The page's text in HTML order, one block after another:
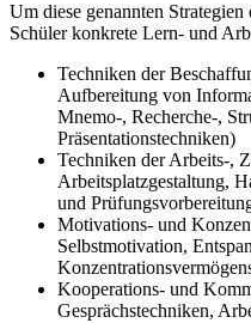
Um diese genannten
Schüler konkrete Lern- und
Techniken der
Aufbereitung von
Mnemo-, Recherche-,
Präsentationstechniken)
Techniken der Arbeits-,
Arbeitsplatzgestaltung,
und
Motivations- und
Selbstmotivation,
Kooperations- und
Gesprächstechniken,